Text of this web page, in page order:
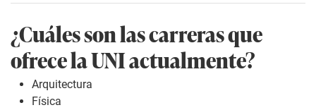
¿Cuáles son las carreras que
ofrece la UNI actualmente?
Arquitectura
Física